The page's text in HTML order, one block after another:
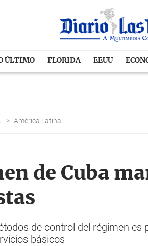
ÚLTIMO FLORIDA EEUU
> América Latina
de Cuba
de control del régimen
básicos